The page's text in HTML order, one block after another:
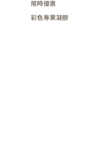
限時優惠
彩色專業凝膠